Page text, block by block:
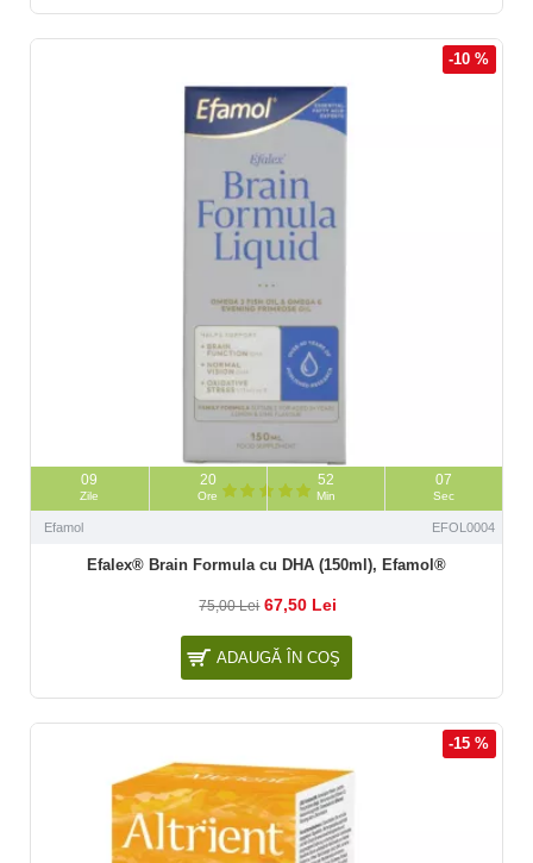
-10 %
09
Zile
20
Ore
52
Min
06
Sec
Efamol EFOL0004
Efalex® Brain Formula cu DHA (150ml), Efamol®
75,00 Lei 67,50 Lei
ADAUGĂ ÎN COŞ
-15 %